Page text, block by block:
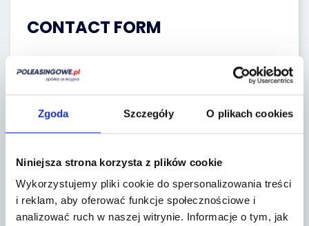
Zgoda Szczegóły O plikach cookies
Niniejsza strona korzysta z plików cookie
Wykorzystujemy pliki cookie do spersonalizowania treści
i reklam, aby oferować funkcje społecznościowe i
analizować ruch w naszej witrynie. Informacje o tym, jak
CONTACT FORM
Topic *